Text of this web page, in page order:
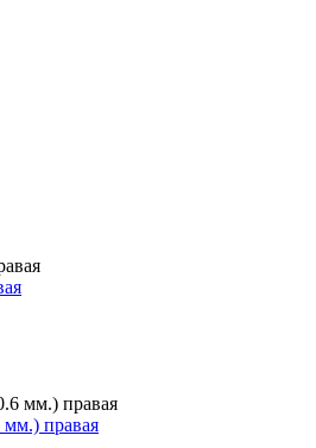
мм.) правая